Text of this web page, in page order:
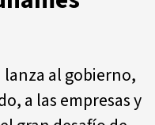
lanza al gobierno,
a las empresas y